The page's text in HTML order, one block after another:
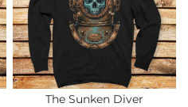
The Sunken Diver